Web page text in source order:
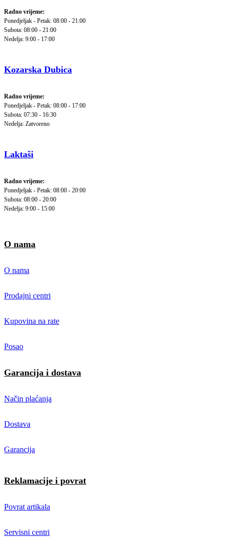
Radno vrijeme:
Ponedjeljak - Petak: 08:00 - 21:00
Subota: 08:00 - 21:00
Nedelja: 9:00 - 17:00
Kozarska Dubica
Radno vrijeme:
Ponedjeljak - Petak: 08:00 - 17:00
Subota: 07:30 - 16:30
Nedelja: Zatvoreno
Laktaši
Radno vrijeme:
Ponedjeljak - Petak: 08:00 - 20:00
Subota: 08:00 - 20:00
Nedelja: 9:00 - 15:00
O nama
O nama
Prodajni centri
Kupovina na rate
Posao
Garancija i dostava
Način plaćanja
Dostava
Garancija
Reklamacije i povrat
Povrat artikala
Servisni centri